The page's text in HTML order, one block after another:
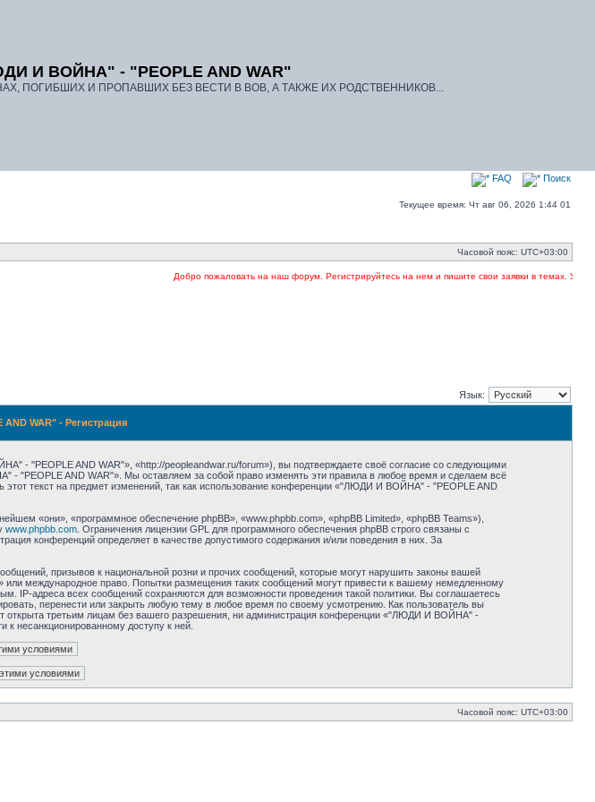
И ВОЙНА" - "PEOPLE AND WAR"
ПОГИБШИХ И ПРОПАВШИХ БЕЗ ВЕСТИ В ВОВ, А ТАКЖЕ ИХ РОДСТВЕННИКОВ...
FAQ Поиск
Текущее время: Чт авг 06, 2026 1:44 01
Часовой пояс: UTC+03:00
Добро пожаловать на наш форум. Регистрируйтесь на нем и пишите свои заявки в темах.
Язык:
WAR" - Регистрация
AND WAR"», «http://peopleandwar.ru/forum»), вы подтверждаете своё согласие со следующими
AND WAR"». Мы оставляем за собой право изменять эти правила в любое время и сделаем всё
текст на предмет изменений, так как использование конференции «"ЛЮДИ И ВОЙНА" - "PEOPLE AND
«они», «программное обеспечение phpBB», «www.phpbb.com», «phpBB Limited», «phpBB Teams»),
www.phpbb.com. Ограничения лицензии GPL для программного обеспечения phpBB строго связаны с
конференций определяет в качестве допустимого содержания и/или поведения в них. За
призывов к национальной розни и прочих сообщений, которые могут нарушить законы вашей
международное право. Попытки размещения таких сообщений могут привести к вашему немедленному
IP-адреса всех сообщений сохраняются для возможности проведения такой политики. Вы соглашаетесь
перенести или закрыть любую тему в любое время по своему усмотрению. Как пользователь вы
открыта третьим лицам без вашего разрешения, ни администрация конференции «"ЛЮДИ И ВОЙНА" -
к несанкционированному доступу к ней.
Часовой пояс: UTC+03:00